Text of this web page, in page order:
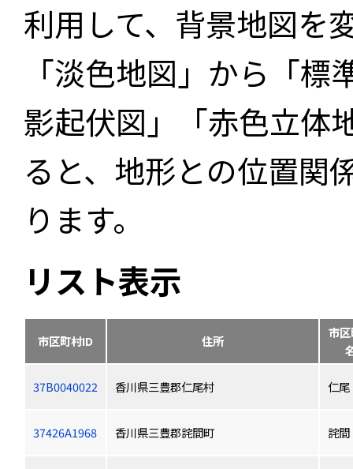
利用して、背景地図を
「淡色地図」から「
影起伏図」「赤色立体
ると、地形との位置関
ります。
リスト表示
市区町村ID 住所
市
37B0040022 香川県三豊郡仁尾村 仁尾
37426A1968 香川県三豊郡詫間町 詫間